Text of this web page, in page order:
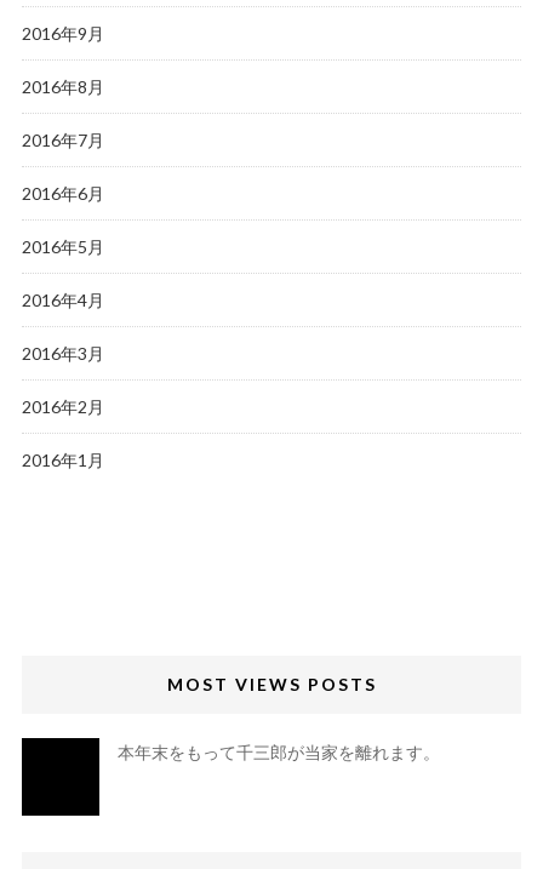
2016年9月
2016年8月
2016年7月
2016年6月
2016年5月
2016年4月
2016年3月
2016年2月
2016年1月
MOST VIEWS POSTS
本年末をもって千三郎が当家を離れます。